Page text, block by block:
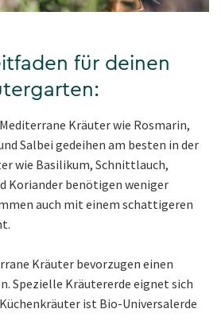
für deinen
Mediterrane Kräuter wie Rosmarin,
Salbei gedeihen am besten in der
wie Basilikum, Schnittlauch,
Koriander benötigen weniger
auch mit einem schattigeren
Kräuter bevorzugen einen
Spezielle Kräutererde eignet sich
ist Bio-Universalerde